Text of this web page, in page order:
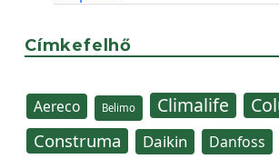
Címkefelhő
Aereco Belimo Climalife
Construma Daikin Danfoss